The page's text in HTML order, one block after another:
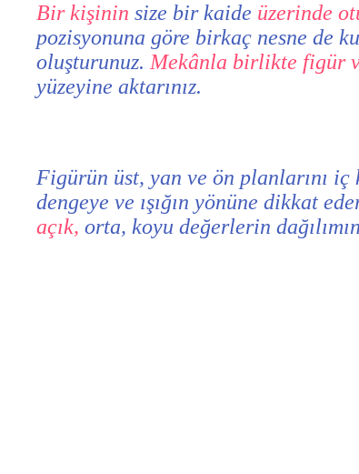
Bir kişinin size bir kaide üzerinde
pozisyonuna göre birkaç nesne de
oluşturunuz. Mekânla birlikte figür
yüzeyine aktarınız.
Figürün üst, yan ve ön planlarını
dengeye ve ışığın yönüne dikkat
açık, orta, koyu değerlerin